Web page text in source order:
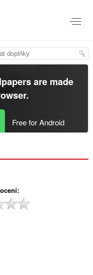
are made
.
Free for Android